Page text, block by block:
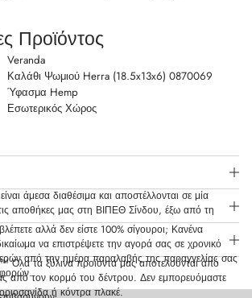
Προϊόντος
Veranda
Καλάθι Ψωμιού Herra (18.5x13x6) 0870069
Ύφασμα Hemp
Εσωτερικός Χώρος
άμεσα διαθέσιμα και αποστέλλονται σε μία
αποθήκες μας στη ΒΙΠΕΘ Σίνδου, έξω από τη
αλλά δεν είστε 100% σίγουροι; Κανένα
να επιστρέψετε την αγορά σας σε χρονικό
από την ημέρα παραλαβής της παραγγελίας σας
™ Όλα τα ξύλινα προϊόντα μας αποτελούνται από
από τον κορμό του δέντρου. Δεν εμπορευόμαστε
ή κόντρα πλακέ.